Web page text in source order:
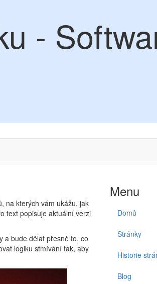
-
na kterých vám ukážu, jak
text popisuje aktuální verzi
a bude dělat přesně to, co
logiku stmívání tak, aby
Menu
Domů
Stránky
Historie
Blog